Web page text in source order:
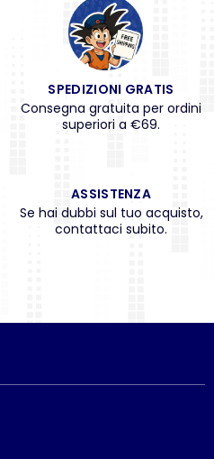
SPEDIZIONI GRATIS
Consegna gratuita per ordini
superiori a €69.
ASSISTENZA
Se hai dubbi sul tuo acquisto,
contattaci subito.